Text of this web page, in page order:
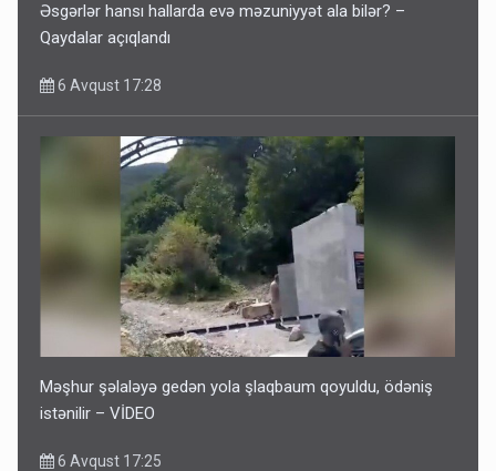
Əsgərlər hansı hallarda evə məzuniyyət ala bilər? –
Qaydalar açıqlandı
6 Avqust 17:28
Məşhur şəlaləyə gedən yola şlaqbaum qoyuldu, ödəniş
istənilir – VİDEO
6 Avqust 17:25